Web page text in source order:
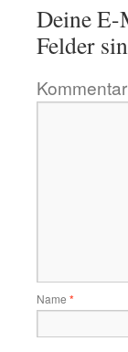
Deine
Felder
Kommentar
Name *